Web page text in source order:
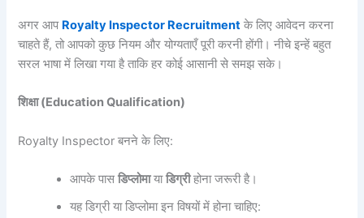
अगर आप Royalty Inspector Recruitment के लिए आवेदन करना
चाहते हैं, तो आपको कुछ नियम और योग्यताएँ पूरी करनी होंगी। नीचे इन्हें बहुत
सरल भाषा में लिखा गया है ताकि हर कोई आसानी से समझ सके।
शिक्षा(Education Qualification)
Royalty Inspector बनने के लिए:
आपके पासडिप्लोमायाडिग्रीहोना जरूरी है।
यह डिग्री या डिप्लोमा इन विषयों में होना चाहिए: